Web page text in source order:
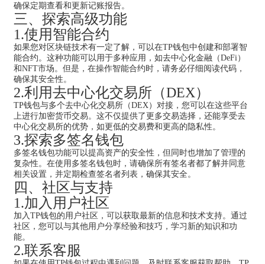
确保定期查看和更新记账报告。
三、探索高级功能
1.使用智能合约
如果您对区块链技术有一定了解，可以在TP钱包中创建和部署智
能合约。这种功能可以用于多种应用，如去中心化金融（DeFi）
和NFT市场。但是，在操作智能合约时，请务必仔细阅读代码，
确保其安全性。
2.利用去中心化交易所（DEX）
TP钱包与多个去中心化交易所（DEX）对接，您可以在这些平台
上进行加密货币交易。这不仅提供了更多交易选择，还能享受去
中心化交易所的优势，如更低的交易费和更高的隐私性。
3.探索多签名钱包
多签名钱包功能可以提高资产的安全性，但同时也增加了管理的
复杂性。在使用多签名钱包时，请确保所有签名者都了解并同意
相关设置，并定期检查签名者列表，确保其安全。
四、社区与支持
1.加入用户社区
加入TP钱包的用户社区，可以获取最新的信息和技术支持。通过
社区，您可以与其他用户分享经验和技巧，学习新的知识和功
能。
2.联系客服